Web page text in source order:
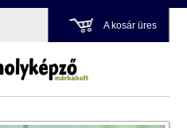
A kosár üres